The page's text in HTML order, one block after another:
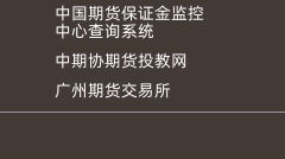
中国期货保证金监控
中心查询系统
中期协期货投教网
广州期货交易所